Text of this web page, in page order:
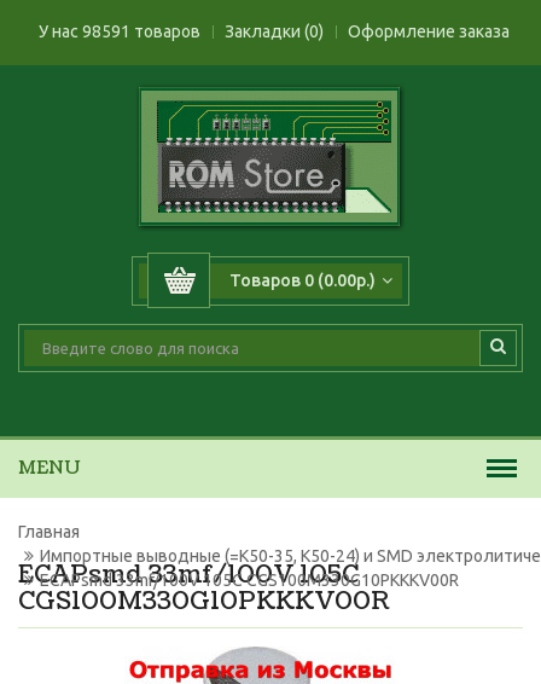
У нас 98591 товаров Закладки (0) Оформление заказа
Товаров 0 (0.00р.)
MENU
ECAPsmd 33mf/100V 105C
CGS100M330G10PKKKV00R
Главная
Импортные выводные (=К50-35, К50-24) и SMD
ECAPsmd 33mf/100V 105C CGS100M330G10PKKKV00R